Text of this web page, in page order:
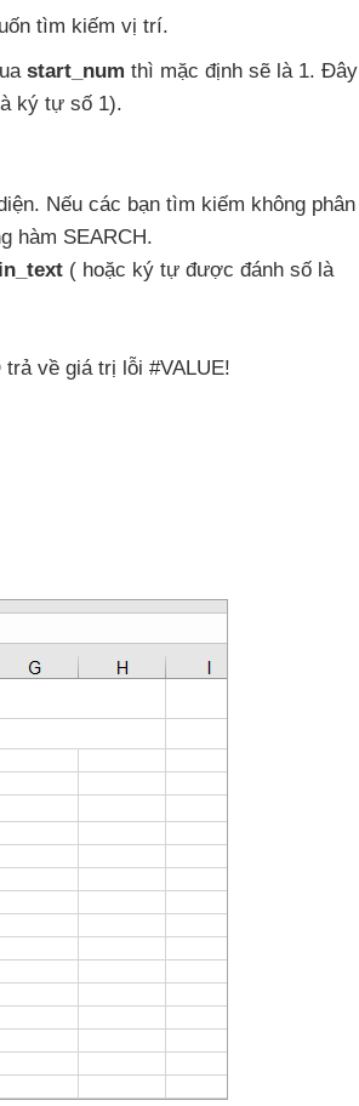
tìm kiếm vị trí.
start_num thì mặc định sẽ là 1. Đây
ký tự số 1).
. Nếu các bạn tìm kiếm không phân
hàm SEARCH.
( hoặc ký tự được đánh số là
về giá trị lỗi #VALUE!